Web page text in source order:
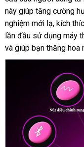
thích
mạnh
mẽ
cho
này giúp tăng cường
nghiệm mới lạ, kích
lần đầu sử dụng máy
và giúp bạn thăng hoa